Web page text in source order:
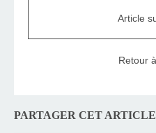
Article
Retour
PARTAGER CET ARTICLE